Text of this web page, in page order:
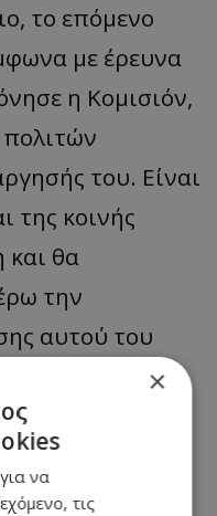
το επόμενο
με έρευνα
η Κομισιόν,
του. Είναι
της κοινής
και θα
την
αυτού του
την
χρονιάς, της
εκπονείται».
στο Google News
×
να
τις